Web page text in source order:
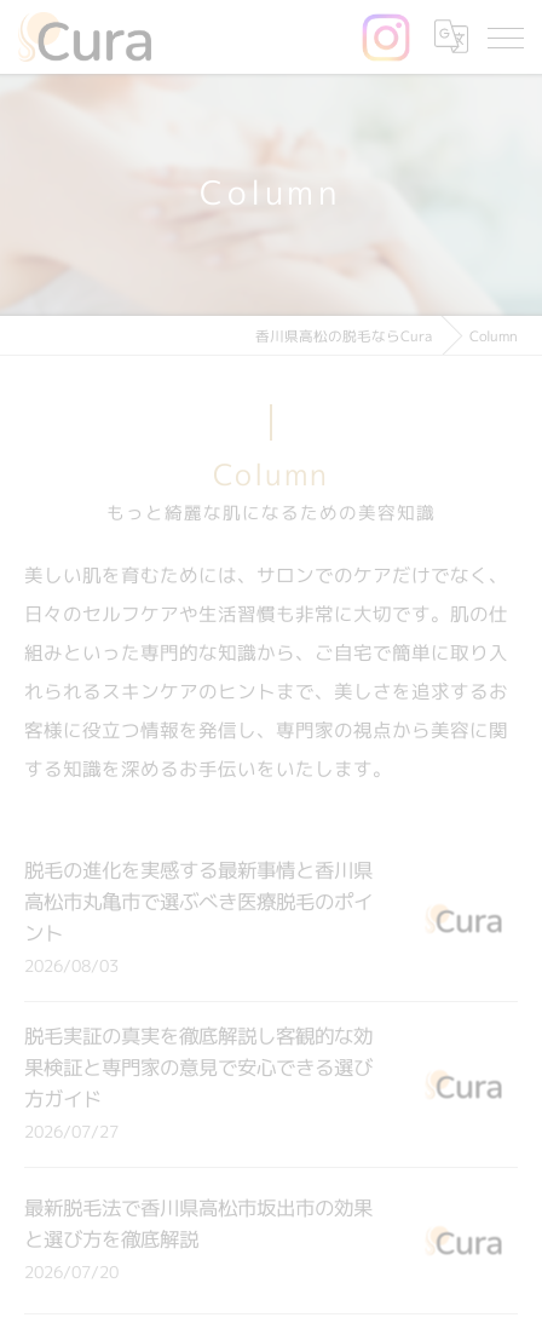
Column
香川県高松の脱毛ならCura Column
Column
もっと綺麗な肌になるための美容知識
美しい肌を育むためには、サロンでのケアだけでなく、
日々のセルフケアや生活習慣も非常に大切です。肌の仕
組みといった専門的な知識から、ご自宅で簡単に取り入
れられるスキンケアのヒントまで、美しさを追求するお
客様に役立つ情報を発信し、専門家の視点から美容に関
する知識を深めるお手伝いをいたします。
脱毛の進化を実感する最新事情と香川県
高松市丸亀市で選ぶべき医療脱毛のポイ
ント
2026/08/03
脱毛実証の真実を徹底解説し客観的な効
果検証と専門家の意見で安心できる選び
方ガイド
2026/07/27
最新脱毛法で香川県高松市坂出市の効果
と選び方を徹底解説
2026/07/20